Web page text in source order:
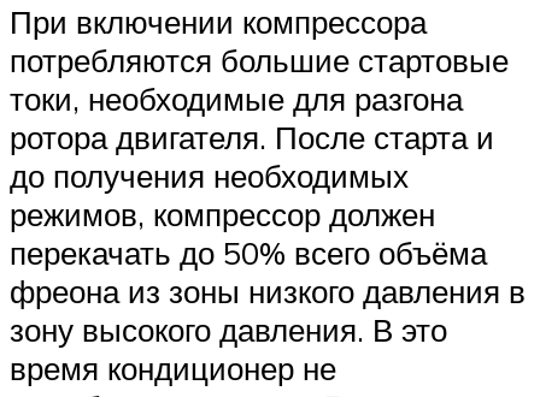
При включении компрессора
потребляются большие стартовые
токи, необходимые для разгона
ротора двигателя. После старта и
до получения необходимых
режимов, компрессор должен
перекачать до 50% всего объёма
фреона из зоны низкого давления в
зону высокого давления. В это
время кондиционер не